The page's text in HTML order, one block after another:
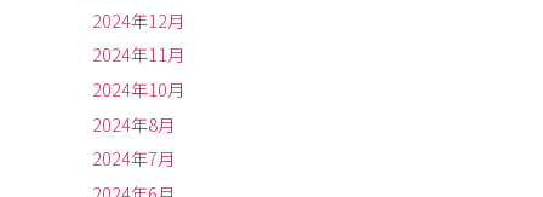
2024年12月
2024年11月
2024年10月
2024年8月
2024年7月